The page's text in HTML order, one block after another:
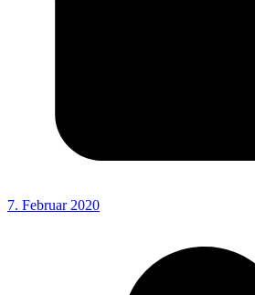
7. Februar 2020